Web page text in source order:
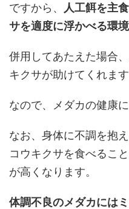
ですから、
人工餌を主
サを適度に浮かべる環
併用してあたえた場合
キクサが助けてくれます
なので、メダカの健康
なお、身体に不調を抱
コウキクサを食べるこ
が高くなります。
体調不良のメダカには